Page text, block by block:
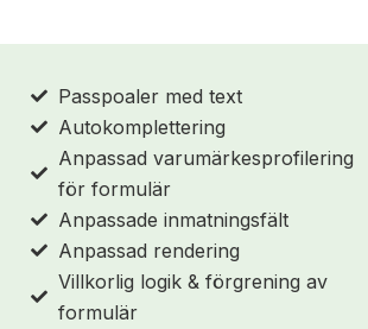
Passpoaler med text
Autokomplettering
Anpassad varumärkesprofilering
för formulär
Anpassade inmatningsfält
Anpassad rendering
Villkorlig logik & förgrening av
formulär